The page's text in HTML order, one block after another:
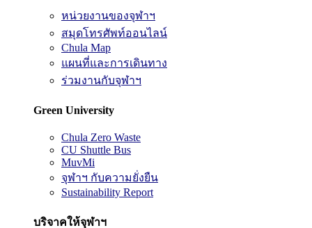
หน่วยงานของจุฬาฯ
สมุดโทรศัพท์ออนไลน์
Chula Map
แผนที่และการเดินทาง
ร่วมงานกับจุฬาฯ
Green University
Chula Zero Waste
CU Shuttle Bus
MuvMi
จุฬาฯ กับความยั่งยืน
Sustainability Report
บริจาคให้จุฬาฯ